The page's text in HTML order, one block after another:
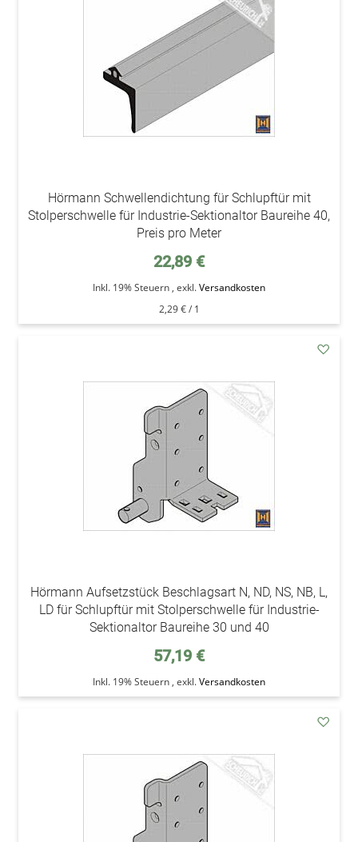
Hörmann Schwellendichtung für Schlupftür mit
Stolperschwelle für Industrie-Sektionaltor Baureihe 40,
Preis pro Meter
22,89 €
Inkl. 19% Steuern , exkl.Versandkosten
2,29 €/ 1
Hörmann Aufsetzstück Beschlagsart N, ND, NS, NB, L,
LD für Schlupftür mit Stolperschwelle für Industrie-
Sektionaltor Baureihe 30 und 40
57,19 €
Inkl. 19% Steuern , exkl.Versandkosten